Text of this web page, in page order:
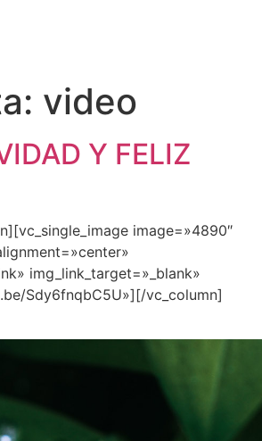
video
Y FELIZ
image=»4890″
img_link_target=»_blank»
Sdy6fnqbC5U»][/vc_column]